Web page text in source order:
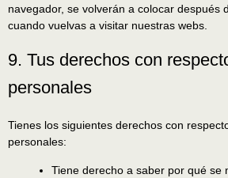
navegador, se volverán a colocar después
cuando vuelvas a visitar nuestras webs.
9. Tus derechos con
personales
Tienes los siguientes derechos con
personales:
Tiene derecho a saber por qué se